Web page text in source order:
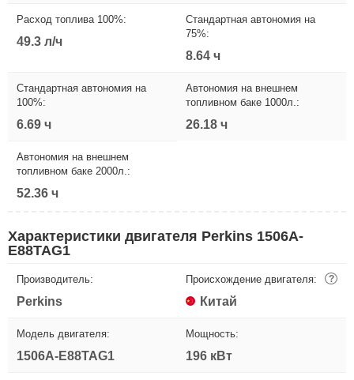
Расход топлива 100%:
49.3 л/ч
Стандартная автономия на
75%:
8.64 ч
Стандартная автономия на
100%:
6.69 ч
Автономия на внешнем
топливном баке 1000л.:
26.18 ч
Автономия на внешнем
топливном баке 2000л.:
52.36 ч
Характеристики двигателя Perkins 1506A-
E88TAG1
Производитель:
Perkins
Происхождение двигателя: ?
Китай
Модель двигателя:
1506A-E88TAG1
Мощность:
196 кВт